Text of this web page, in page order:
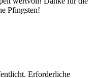
Pfingsten!
Erforderliche